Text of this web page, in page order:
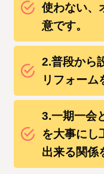
使わない、
意です。
2.普段から
リフォーム
3.一期一会
を大事にし
出来る関係